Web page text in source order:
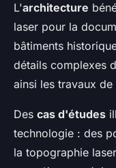
L'architecture
laser pour la
bâtiments
détails complexes
ainsi les travaux
Des cas d'études
technologie : des
la topographie